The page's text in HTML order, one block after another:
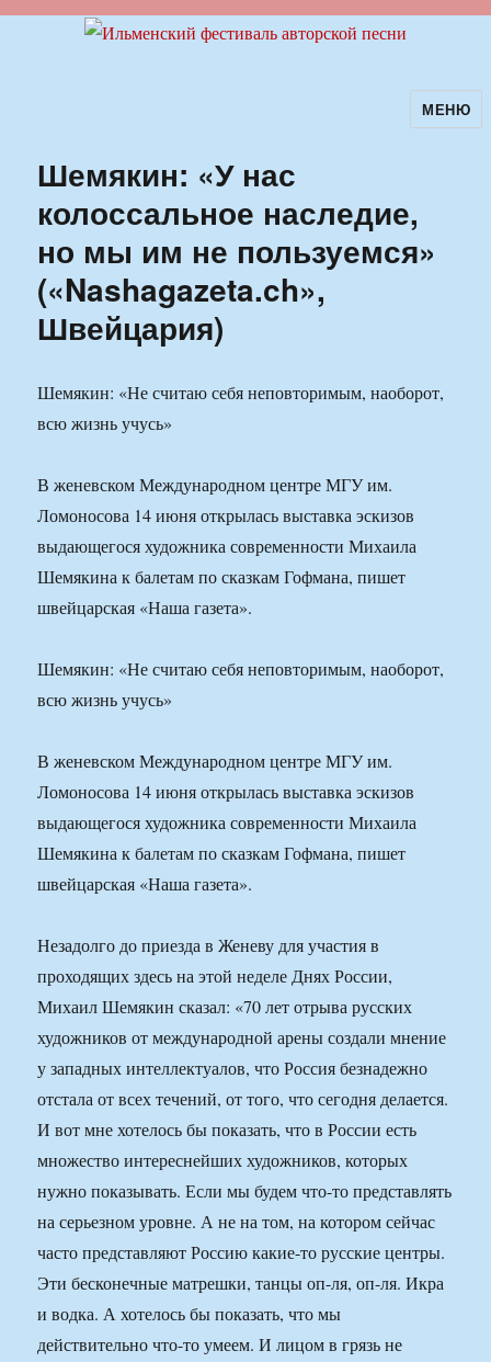
Ильменский фестиваль авторскойМЕНЮ
Шемякин: «У нас
колоссальное наследие,
но мы им не пользуемся»
(«Nashagazeta.ch»,
Швейцария)
Шемякин: «Не считаю себя неповторимым, наоборот,
всю жизнь учусь»
В женевском Международном центре МГУ им.
Ломоносова 14 июня открылась выставка эскизов
выдающегося художника современности Михаила
Шемякина к балетам по сказкам Гофмана, пишет
швейцарская «Наша газета».
Шемякин: «Не считаю себя неповторимым, наоборот,
всю жизнь учусь»
В женевском Международном центре МГУ им.
Ломоносова 14 июня открылась выставка эскизов
выдающегося художника современности Михаила
Шемякина к балетам по сказкам Гофмана, пишет
швейцарская «Наша газета».
Незадолго до приезда в Женеву для участия в
проходящих здесь на этой неделе Днях России,
Михаил Шемякин сказал: «70 лет отрыва русских
художников от международной арены создали мнение
у западных интеллектуалов, что Россия безнадежно
отстала от всех течений, от того, что сегодня делается.
И вот мне хотелось бы показать, что в России есть
множество интереснейших художников, которых
нужно показывать. Если мы будем что-то представлять
на серьезном уровне. А не на том, на котором сейчас
часто представляют Россию какие-то русские центры.
Эти бесконечные матрешки, танцы оп-ля, оп-ля. Икра
и водка. А хотелось бы показать, что мы
действительно что-то умеем. И лицом в грязь не